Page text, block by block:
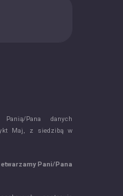
Pana danych
Maj, z siedzibą w
Pani/Pana